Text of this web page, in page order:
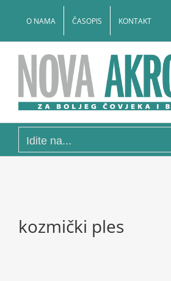
O NAMA ČASOPIS KONTAKT
Idite na...
kozmički ples